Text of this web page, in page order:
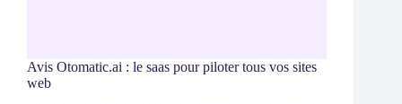
Avis Otomatic.ai : le saas pour piloter tous vos sites
web